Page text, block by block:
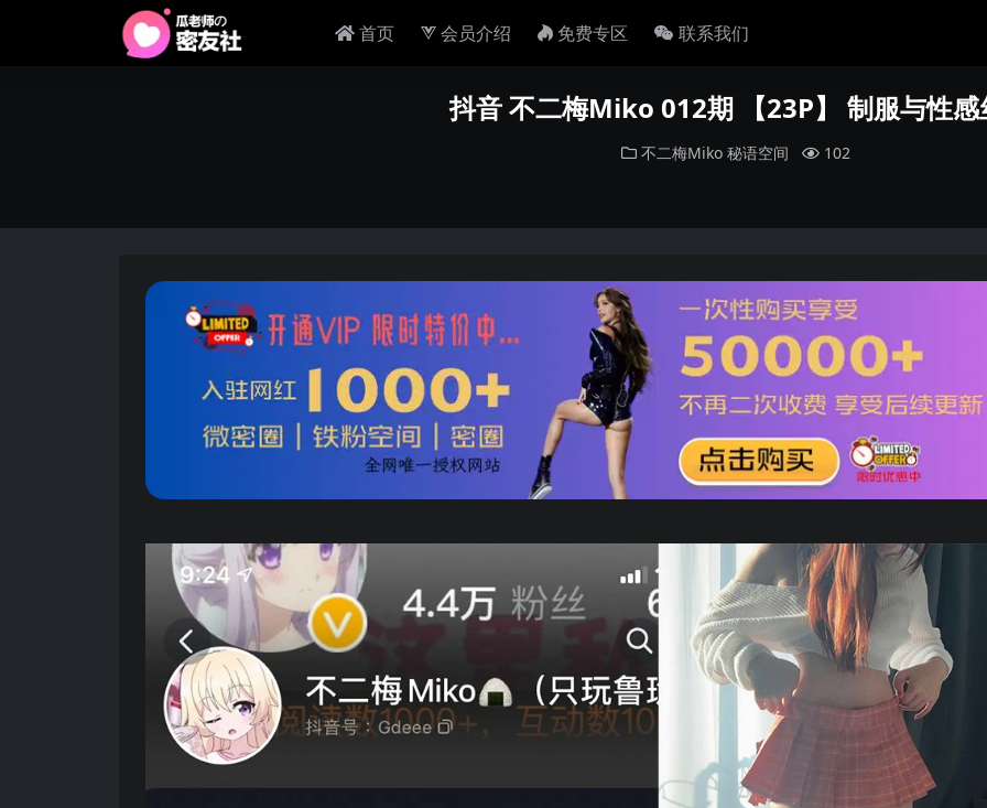
首页 会员介绍 免费专区 联系我们
抖音 不二梅Miko 012期 【23P】 制服与性感
不二梅Miko 秘语空间 102